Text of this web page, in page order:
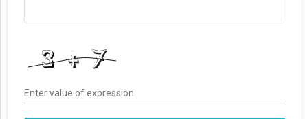
Enter value of expression